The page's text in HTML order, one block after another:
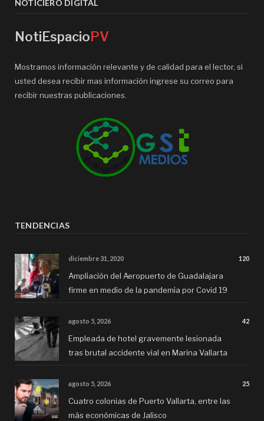
NOTICIERO DIGITAL
NotiEspacioPV
Mostramos información relevante y de calidad para el lector, si
usted desea recibir mas información ingrese su correo para
recibir nuestras publicaciones.
TENDENCIAS
diciembre 31, 2020 120
Ampliación del Aeropuerto de Guadalajara
firme en medio de la pandemia por Covid 19
agosto 5, 2026 42
Empleada de hotel gravemente lesionada
tras brutal accidente vial en Marina Vallarta
agosto 5, 2026 25
Cuatro colonias de Puerto Vallarta, entre las
más económicas de Jalisco